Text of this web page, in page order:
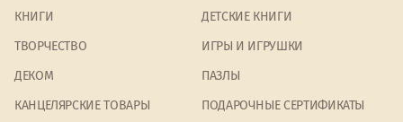
КНИГИ
ДЕТСКИЕ КНИГИ
ТВОРЧЕСТВО
ИГРЫ И ИГРУШКИ
ДЕКОМ
ПАЗЛЫ
КАНЦЕЛЯРСКИЕ ТОВАРЫ
ПОДАРОЧНЫЕ СЕРТИФИКАТЫ